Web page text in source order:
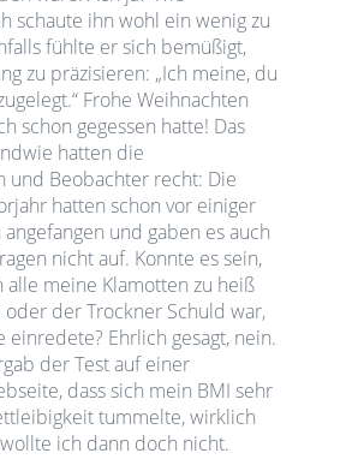
schaute ihn wohl ein wenig zu
fühlte er sich bemüßigt,
zu präzisieren: „Ich meine, du
Frohe Weihnachten
schon gegessen hatte! Das
hatten die
und Beobachter recht: Die
hatten schon vor einiger
und gaben es auch
nicht auf. Konnte es sein,
alle meine Klamotten zu heiß
oder der Trockner Schuld war,
Ehrlich gesagt, nein.
der Test auf einer
dass sich mein BMI sehr
tummelte, wirklich
ich dann doch nicht.